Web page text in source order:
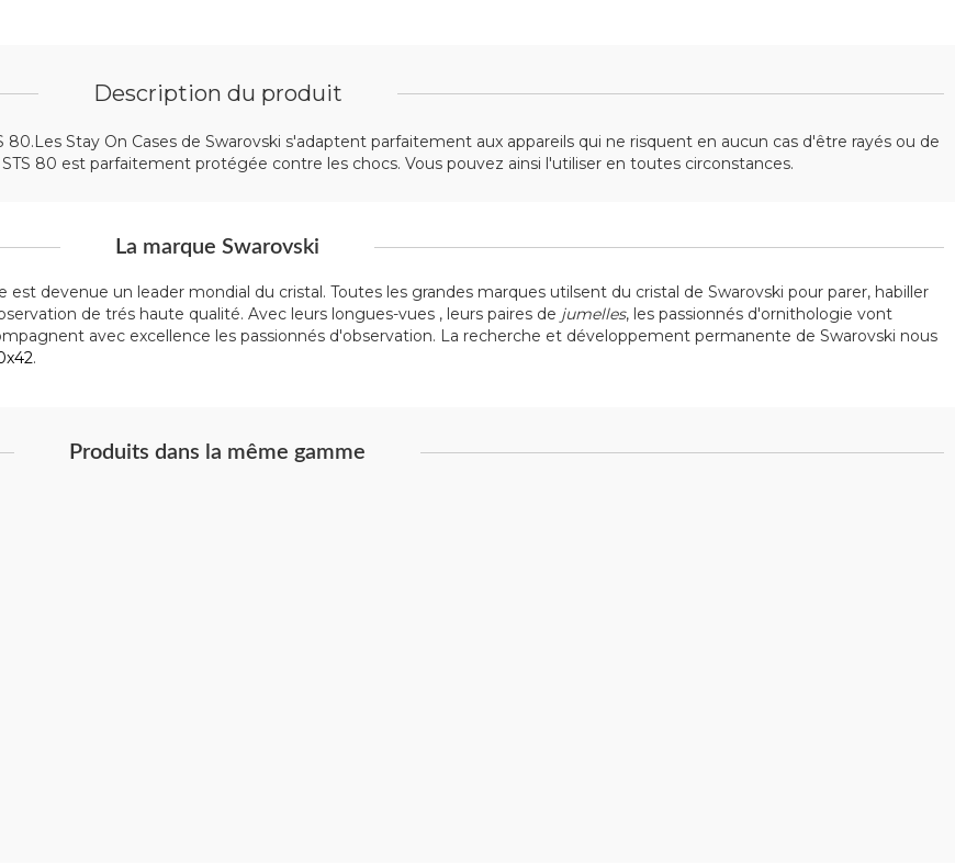
Description du produit
Stay On Cases de Swarovski s'adaptent parfaitement aux appareils qui ne risquent en aucun cas d'être rayés ou de
80 est parfaitement protégée contre les chocs. Vous pouvez ainsi l'utiliser en toutes circonstances.
La marque Swarovski
devenue un leader mondial du cristal. Toutes les grandes marques utilsent du cristal de Swarovski pour parer, habiller
de trés haute qualité. Avec leurs longues-vues , leurs paires de jumelles, les passionnés d'ornithologie vont
avec excellence les passionnés d'observation. La recherche et développement permanente de Swarovski nous
.
Produits dans la même gamme